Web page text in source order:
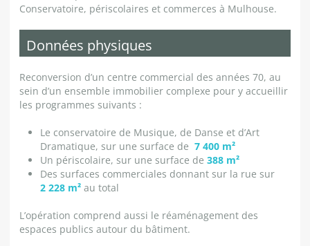
Conservatoire, périscolaires et commerces à Mulhouse.
Données physiques
Reconversion d’un centre commercial des années 70, au
sein d’un ensemble immobilier complexe pour y accueillir
les programmes suivants :
Le conservatoire de Musique, de Danse et d’Art
Dramatique, sur une surface de 7 400 m²
Un périscolaire, sur une surface de 388 m²
Des surfaces commerciales donnant sur la rue sur
2 228 m² au total
L’opération comprend aussi le réaménagement des
espaces publics autour du bâtiment.